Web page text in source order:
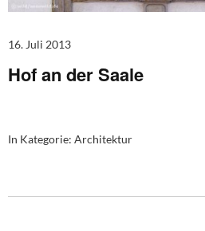
16. Juli 2013
Hof an der Saale
In Kategorie: Architektur